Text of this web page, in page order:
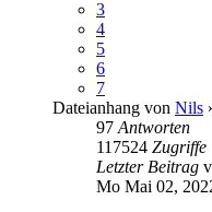
3
4
5
6
7
Dateianhang von Nils
97 Antworten
117524 Zugriffe
Letzter Beitrag
Mo Mai 02,